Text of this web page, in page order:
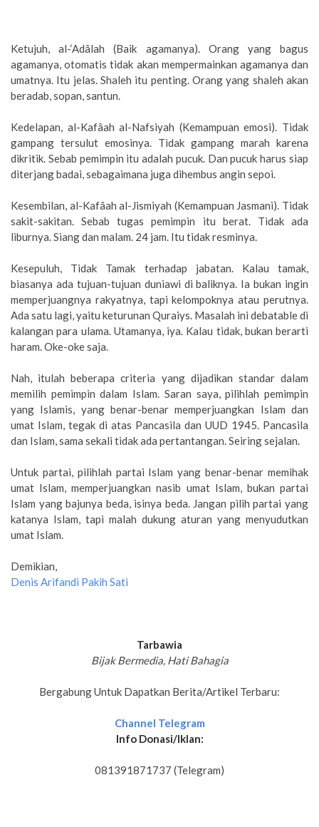
Ketujuh, al-‘Adâlah (Baik agamanya). Orang yang bagus
agamanya, otomatis tidak akan mempermainkan agamanya dan
umatnya. Itu jelas. Shaleh itu penting. Orang yang shaleh akan
beradab, sopan, santun.
Kedelapan, al-Kafâah al-Nafsiyah (Kemampuan emosi). Tidak
gampang tersulut emosinya. Tidak gampang marah karena
dikritik. Sebab pemimpin itu adalah pucuk. Dan pucuk harus siap
diterjang badai, sebagaimana juga dihembus angin sepoi.
Kesembilan, al-Kafâah al-Jismiyah (Kemampuan Jasmani). Tidak
sakit-sakitan. Sebab tugas pemimpin itu berat. Tidak ada
liburnya. Siang dan malam. 24 jam. Itu tidak resminya.
Kesepuluh, Tidak Tamak terhadap jabatan. Kalau tamak,
biasanya ada tujuan-tujuan duniawi di baliknya. Ia bukan ingin
memperjuangnya rakyatnya, tapi kelompoknya atau perutnya.
Ada satu lagi, yaitu keturunan Quraiys. Masalah ini debatable di
kalangan para ulama. Utamanya, iya. Kalau tidak, bukan berarti
haram. Oke-oke saja.
Nah, itulah beberapa criteria yang dijadikan standar dalam
memilih pemimpin dalam Islam. Saran saya, pilihlah pemimpin
yang Islamis, yang benar-benar memperjuangkan Islam dan
umat Islam, tegak di atas Pancasila dan UUD 1945. Pancasila
dan Islam, sama sekali tidak ada pertantangan. Seiring sejalan.
Untuk partai, pilihlah partai Islam yang benar-benar memihak
umat Islam, memperjuangkan nasib umat Islam, bukan partai
Islam yang bajunya beda, isinya beda. Jangan pilih partai yang
katanya Islam, tapi malah dukung aturan yang menyudutkan
umat Islam.
Demikian,
Denis Arifandi Pakih Sati
Tarbawia
Bijak Bermedia, Hati Bahagia
Bergabung Untuk Dapatkan Berita/Artikel Terbaru:
Channel Telegram
Info Donasi/Iklan:
081391871737 (Telegram)